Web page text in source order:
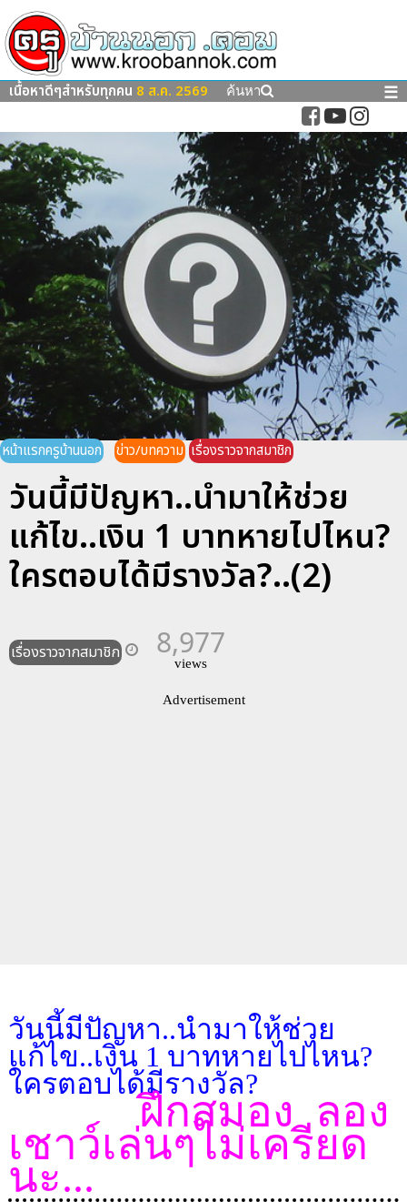
เนื้อหาดีๆสำหรับทุกคน 8 ส.ค. 2569 ค้นหา ☰
หน้าแรกครูบ้านนอก ข่าว/บทความ เรื่องราวจากสมาชิก
วันนี้มีปัญหา..นำมาให้ช่วย
แก้ไข..เงิน 1 บาทหายไปไหน?
ใครตอบได้มีรางวัล?..(2)
เรื่องราวจากสมาชิก 8,977
views
Advertisement
วันนี้มีปัญหา..นำมาให้ช่วย
แก้ไข..เงิน 1 บาทหายไปไหน?
ใครตอบได้มีรางวัล?
ฝึกสมอง ลอง
เชาว์เล่นๆไม่เครียด
นะ...